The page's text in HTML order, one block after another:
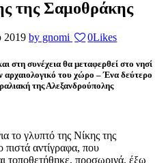
της Σαμοθράκης
2019 by gnomi 0Likes
στη συνέχεια θα μεταφερθεί στο νησί
αρχαιολογικό του χώρο –Ένα δεύτερο
της Αλεξανδρούπολης
το γλυπτό της Νίκης της
αντίγραφα, που
τοποθετήθηκε, προσωρινά, έξω